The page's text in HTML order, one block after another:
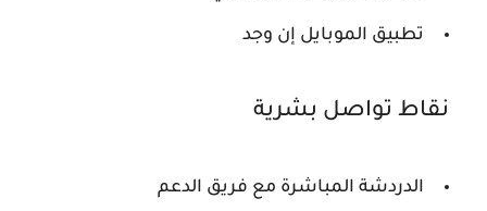
تطبيق الموبايل إن وجد
نقاط تواصل بشرية
الدردشة المباشرة مع فريق الدعم